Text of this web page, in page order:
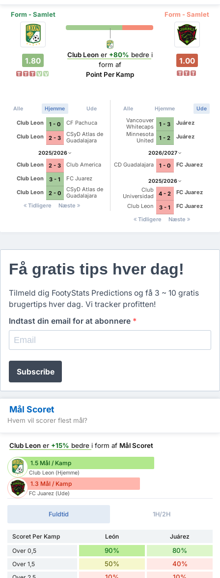
Form - Samlet Form - Samlet
1.80
T T T V V
Club Leoner +80% bedre i
form af
Point Per Kamp
1.00
T T T
Alle Hjemme Ude
Club Leon 1 - 0
CF Pachuca
Club Leon
2 - 3
CSyD Atlas de
Guadalajara
2025/2026
Club Leon 2 - 3
Club America
Club Leon
3 - 1
FC Juarez
Club Leon
2 - 0
CSyD Atlas de
Guadalajara
Tidligere
Næste
Alle Hjemme Ude
Vancouver
Whitecaps
1 - 3
Juárez
Minnesota
United
1 - 2 Juárez
2026/2027
CD Guadalajara 1 - 0 FC Juarez
2025/2026
Club
Universidad
Nacional
4 - 2
FC Juarez
Club Leon
3 - 1
FC Juarez
Tidligere
Næste
Få gratis tips hver dag!
Tilmeld dig FootyStats Predictions og få 3 ~ 10 gratis
brugertips hver dag. Vi tracker profitten!
Indtast din email for at abonnere *
Subscribe
Mål Scoret
Hvem vil scorer flest mål?
Club Leon er +15% bedre i form af Mål Scoret
1.5 Mål / Kamp
Club Leon (Hjemme)
1.3 Mål / Kamp
FC Juarez (Ude)
Fuldtid 1H/2H
Scoret Per Kamp León
Juárez
Over 0,5
90% 80%
Over 1,5 50% 40%